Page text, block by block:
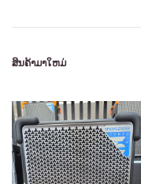
ສິນຄ້າມາໃຫມ່